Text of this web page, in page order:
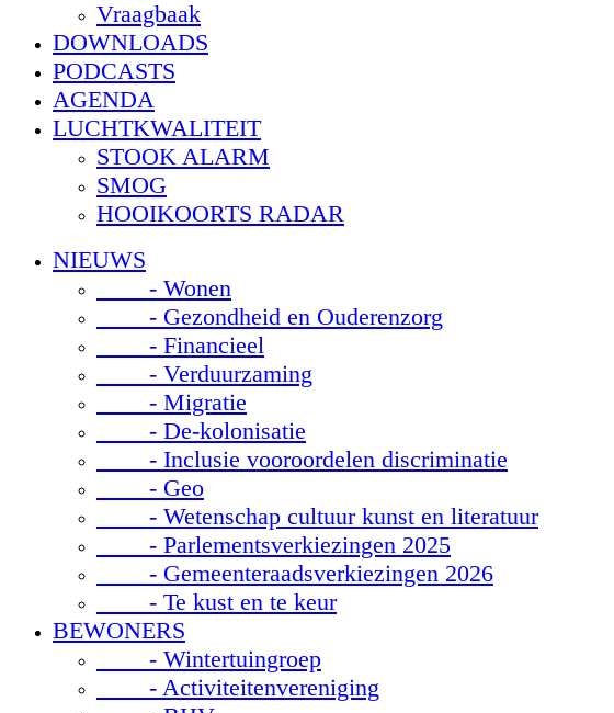
Vraagbaak
DOWNLOADS
PODCASTS
AGENDA
LUCHTKWALITEIT
STOOK ALARM
SMOG
HOOIKOORTS RADAR
NIEUWS
- Wonen
- Gezondheid en Ouderenzorg
- Financieel
- Verduurzaming
- Migratie
- De-kolonisatie
- Inclusie vooroordelen discriminatie
- Geo
- Wetenschap cultuur kunst en literatuur
- Parlementsverkiezingen 2025
- Gemeenteraadsverkiezingen 2026
- Te kust en te keur
BEWONERS
- Wintertuingroep
- Activiteitenvereniging